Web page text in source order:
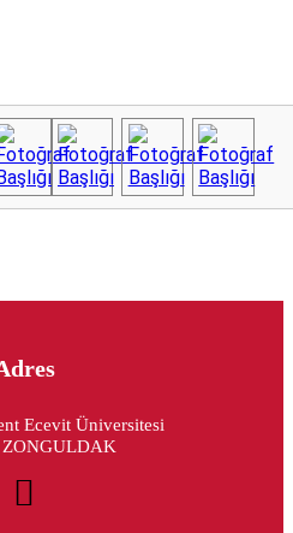
Ecevit Üniversitesi